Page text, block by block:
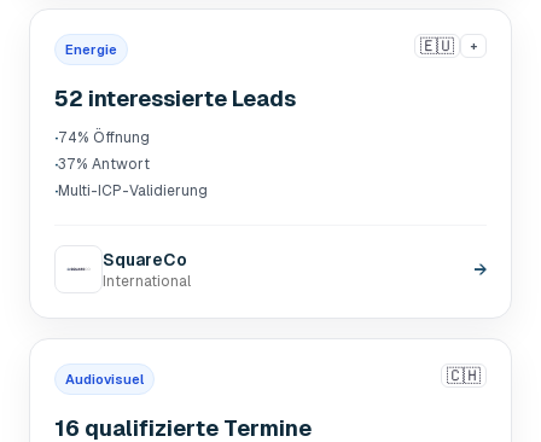
Energie 🇪🇺 +
52 interessierte Leads
·74% Öffnung
·37% Antwort
·Multi-ICP-Validierung
SquareCo
International
→
Audiovisuel 🇨🇭
16 qualifizierte Termine